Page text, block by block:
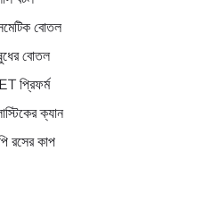
বোতল
বোতল
প্রিফর্ম
ক্যান
রসের কাপ